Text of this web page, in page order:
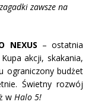
zawsze na
NEXUS – ostatnia
akcji, skakania,
ograniczony budżet
Świetny rozwój
w Halo 5!